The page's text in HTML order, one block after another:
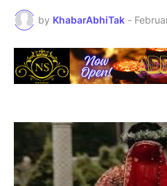
by KhabarAbhiTak -